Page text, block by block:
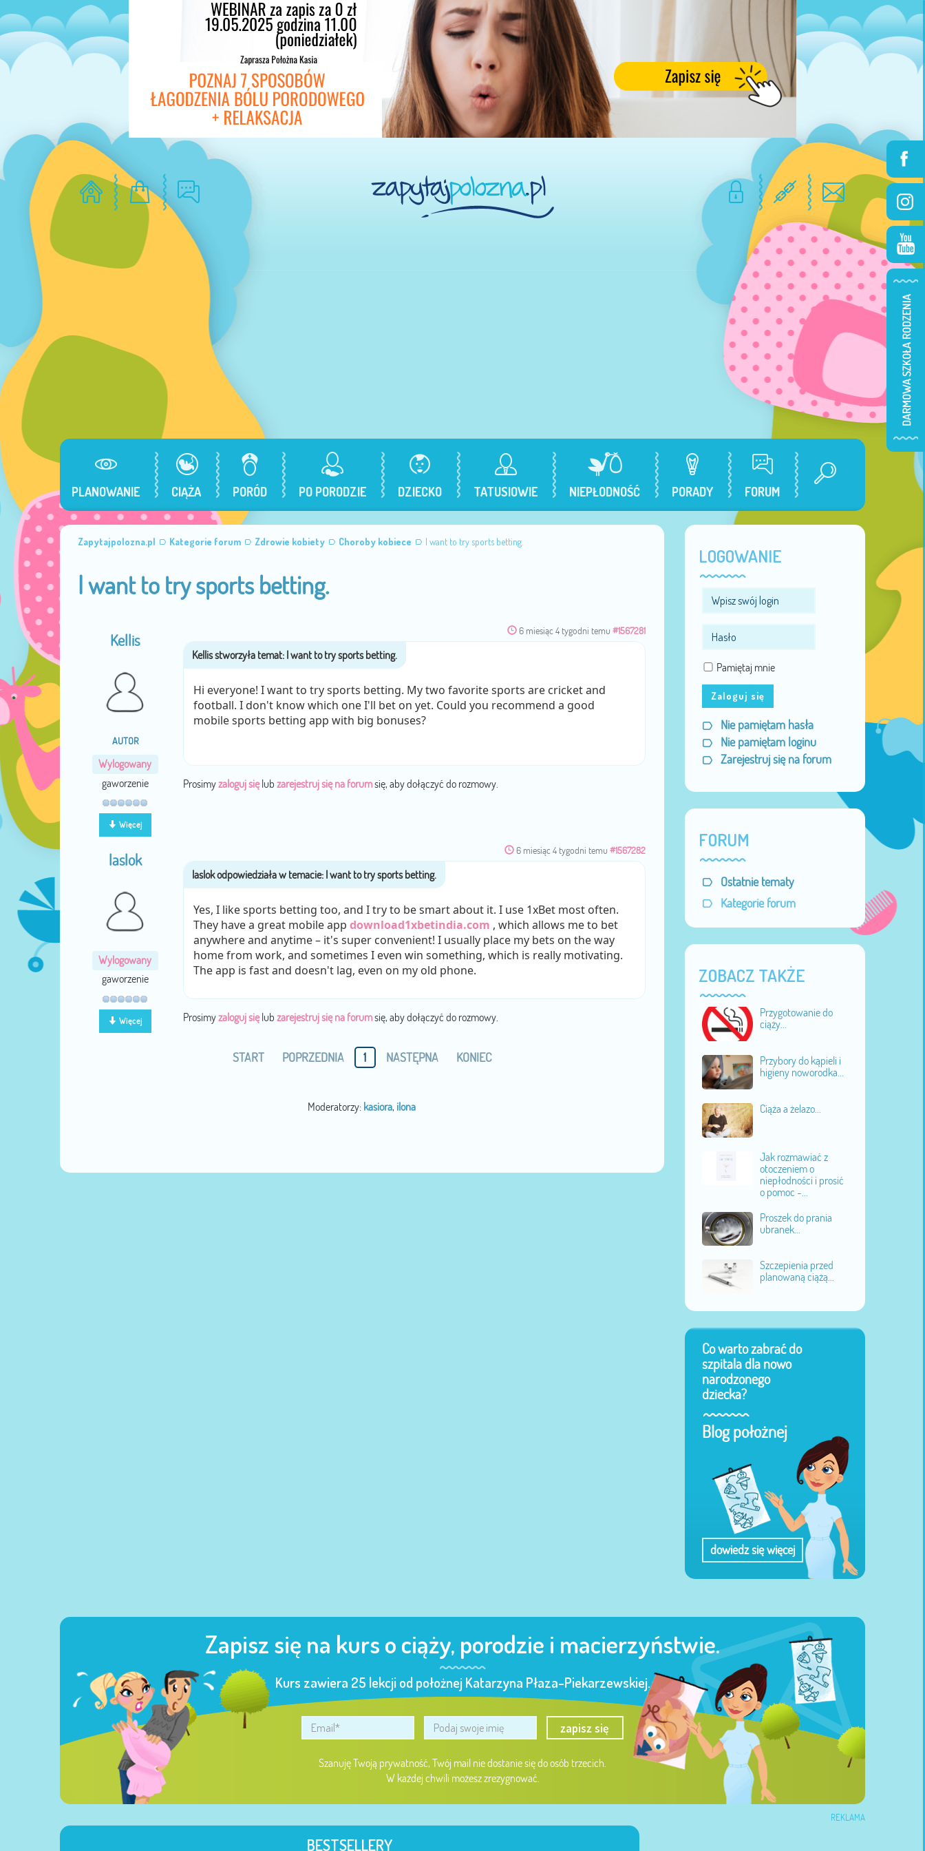
PLANOWANIE CIĄŻA PORÓD PO PORODZIE DZIECKO TATUSIOWIE NIEPŁODNOŚĆ PORADY FORUM
Zapytajpolozna.pl Kategorie forum Zdrowie kobiety Choroby kobiece I want to try sports betting.
I want to try sports betting.
Kellis
AUTOR
Wylogowany
gaworzenie
Więcej
6 miesiąc 4 tygodni temu #1567281
Hi everyone! I want to try sports betting. My two favorite sports are cricket and
football. I don't know which one I'll bet on yet. Could you recommend a good
mobile sports betting app with big bonuses?
Prosimyzaloguj sięlub zarejestruj się na forumsię, aby dołączyć do rozmowy.
laslok
Wylogowany
gaworzenie
Więcej
6 miesiąc 4 tygodni temu #1567282
Yes, I like sports betting too, and I try to be smart about it. I use 1xBet most often.
They have a great mobile app download1xbetindia.com , which allows me to bet
anywhere and anytime – it's super convenient! I usually place my bets on the way
home from work, and sometimes I even win something, which is really motivating.
The app is fast and doesn't lag, even on my old phone.
Prosimyzaloguj sięlub zarejestruj się na forumsię, aby dołączyć do rozmowy.
START POPRZEDNIA 1 NASTĘPNA KONIEC
Moderatorzy: kasiora, ilona
LOGOWANIE
Pamiętaj mnie
Zaloguj się
Nie pamiętam hasła
Nie pamiętam loginu
Zarejestruj się na forum
FORUM
Ostatnie tematy
Kategorie forum
ZOBACZ TAKŻE
Przygotowanie do
ciąży...
Przybory do kąpieli i
higieny noworodka...
Ciąża a żelazo...
Jak rozmawiać z
otoczeniem o
niepłodności i prosić
o pomoc -...
Proszek do prania
ubranek...
Szczepienia przed
planowaną ciążą...
Co warto zabrać do
szpitala dla nowo
narodzonego
dziecka?
Blog położnej
dowiedz się więcej
Zapisz się na kurs o ciąży, porodzie i macierzyństwie.
Kurs zawiera 25 lekcji od położnej Katarzyna Płaza-Piekarzewskiej.
zapisz się
Szanuję Twoją prywatność, Twój mail nie dostanie się do osób trzecich.
W każdej chwili możesz zrezygnować.
REKLAMA
BESTSELLERY